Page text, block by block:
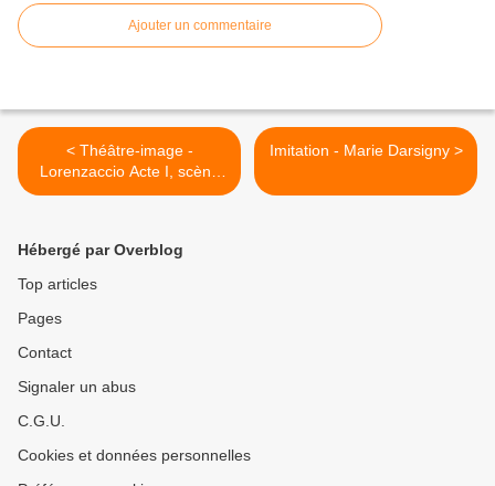
Ajouter un commentaire
< Théâtre-image -
Lorenzaccio Acte I, scène
IV
Imitation - Marie Darsigny >
Hébergé par Overblog
Top articles
Pages
Contact
Signaler un abus
C.G.U.
Cookies et données personnelles